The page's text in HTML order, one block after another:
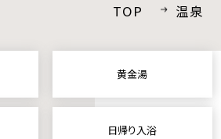
TOP 温泉
黄金湯
日帰り入浴